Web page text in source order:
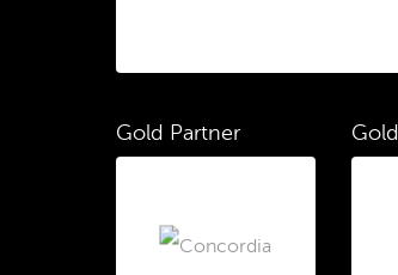
Gold Partner